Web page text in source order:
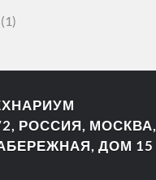
(1)
РОССИЯ, МОСКВА,
ДОМ 15